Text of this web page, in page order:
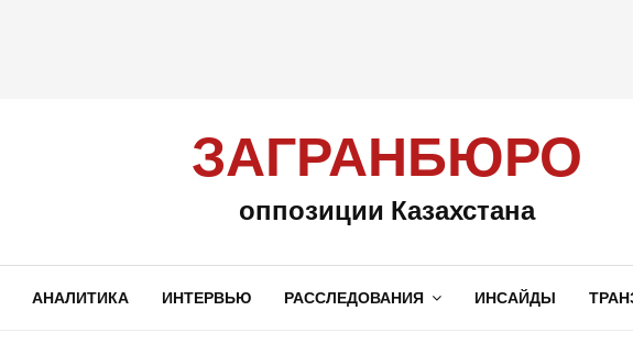
ЗАГРАНБЮРО
оппозиции Казахстана
АНАЛИТИКА ИНТЕРВЬЮ РАССЛЕДОВАНИЯ ИНСАЙДЫ